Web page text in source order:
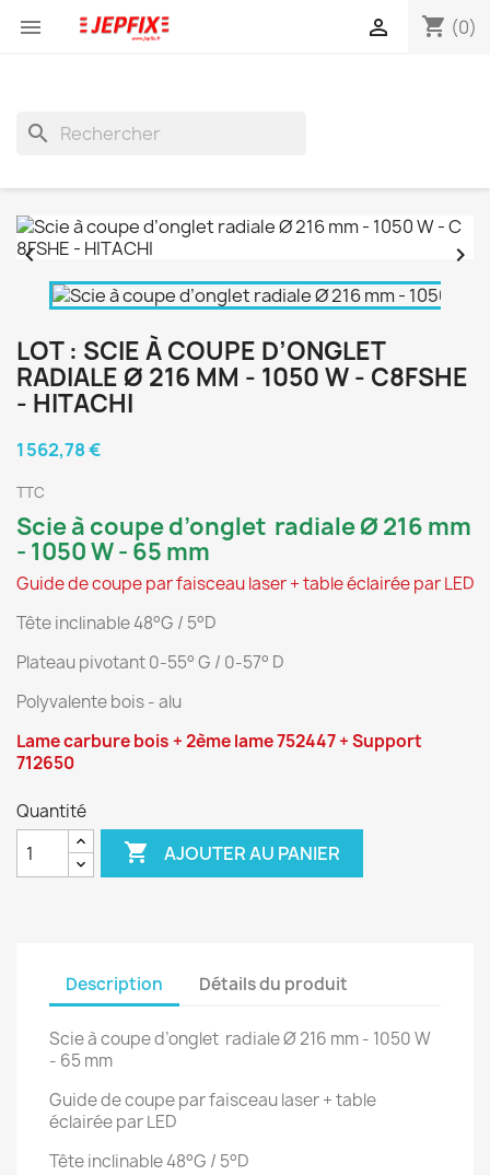
 shopping_cart (0)

search
 
LOT : SCIE À COUPE D’ONGLET
RADIALE Ø 216 MM - 1050 W - C8FSHE
- HITACHI
1 562,78 €
TTC
Scie à coupe d’onglet radiale Ø 216 mm
- 1050 W - 65 mm
Guide de coupe par faisceau laser + table éclairée par LED
Tête inclinable 48°G / 5°D
Plateau pivotant 0-55° G / 0-57° D
Polyvalente bois - alu
Lame carbure bois + 2ème lame 752447 + Support
712650
Quantité
 AJOUTER AU PANIER
Description Détails du produit
Scie à coupe d’onglet radiale Ø 216 mm - 1050 W
- 65 mm
Guide de coupe par faisceau laser + table
éclairée par LED
Tête inclinable 48°G / 5°D